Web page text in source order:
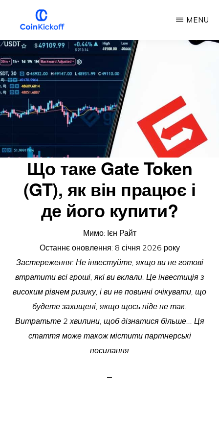
основного
змісту
COIN
ПОЧАТОК
РОБОТИ
MENU
Що таке Gate Token
(GT), як він працює і
де його купити?
Мимо: Ієн Райт
Останнє оновлення: 8 січня 2026 року
Застереження: Не інвестуйте, якщо ви не готові
втратити всі гроші, які ви вклали. Це інвестиція з
високим рівнем ризику, і ви не повинні очікувати, що
будете захищені, якщо щось піде не так.
Витратьте 2 хвилини, щоб дізнатися більше... Ця
стаття може також містити партнерські
посилання